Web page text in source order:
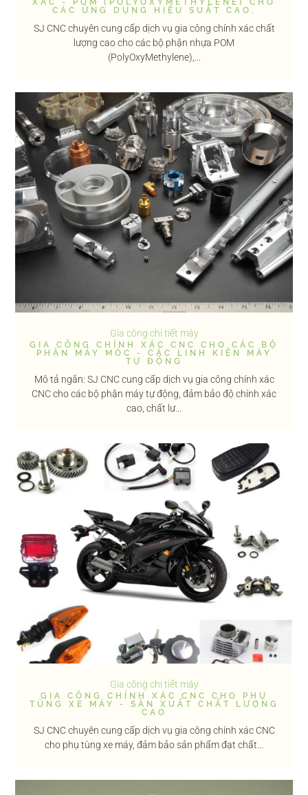
CÁC ỨNG DỤNG HIỆU SUẤT CAO.
SJ CNC chuyên cung cấp dịch vụ gia công chính xác chất
lượng cao cho các bộ phận nhựa POM
(PolyOxyMethylene),...
Gia công chi tiết máy
GIA CÔNG CHÍNH XÁC CNC CHO CÁC BỘ
PHẬN MÁY MÓC - CÁC LINH KIỆN MÁY
TỰ ĐỘNG
Mô tả ngắn: SJ CNC cung cấp dịch vụ gia công chính xác
CNC cho các bộ phận máy tự động, đảm bảo độ chính xác
cao, chất lư...
Gia công chi tiết máy
GIA CÔNG CHÍNH XÁC CNC CHO PHỤ
TÙNG XE MÁY - SẢN XUẤT CHẤT LƯỢNG
CAO
SJ CNC chuyên cung cấp dịch vụ gia công chính xác CNC
cho phụ tùng xe máy, đảm bảo sản phẩm đạt chất...